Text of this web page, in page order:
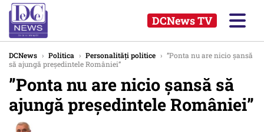
DCNews TV
DCNews › Politica › Personalități politice › ”Ponta nu are nicio șansă
să ajungă președintele României”
”Ponta nu are nicio șansă să
ajungă președintele României”